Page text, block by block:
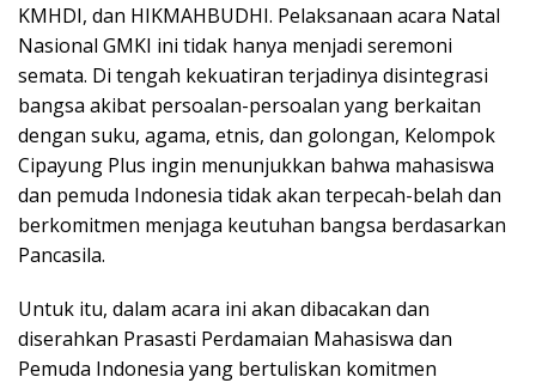
KMHDI, dan HIKMAHBUDHI. Pelaksanaan acara Natal
Nasional GMKI ini tidak hanya menjadi seremoni
semata. Di tengah kekuatiran terjadinya disintegrasi
bangsa akibat persoalan-persoalan yang berkaitan
dengan suku, agama, etnis, dan golongan, Kelompok
Cipayung Plus ingin menunjukkan bahwa mahasiswa
dan pemuda Indonesia tidak akan terpecah-belah dan
berkomitmen menjaga keutuhan bangsa berdasarkan
Pancasila.
Untuk itu, dalam acara ini akan dibacakan dan
diserahkan Prasasti Perdamaian Mahasiswa dan
Pemuda Indonesia yang bertuliskan komitmen